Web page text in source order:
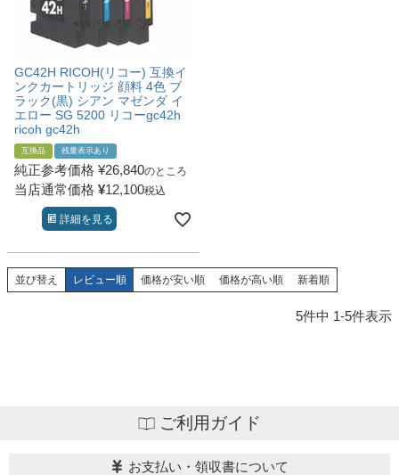
GC42H RICOH(リコー) 互換イ
ンクカートリッジ 顔料 4色 ブ
ラック(黒) シアン マゼンダ イ
エロー SG 5200 リコーgc42h
ricoh gc42h
互換品 残量表示あり
純正参考価格 ¥26,840のところ
当店通常価格 ¥12,100税込
詳細を見る
並び替え レビュー順 価格が安い順 価格が高い順 新着順
5件中 1-5件表示
ご利用ガイド
お支払い・領収書について